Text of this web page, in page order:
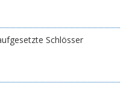
Schlösser